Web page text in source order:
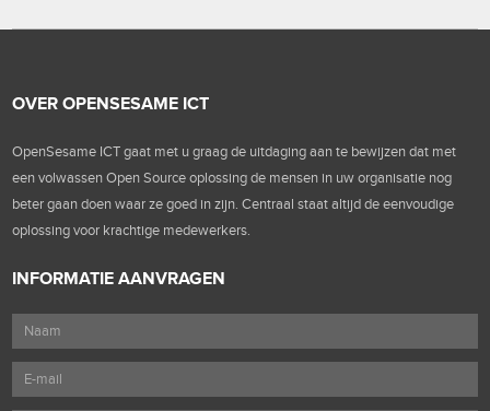
OVER OPENSESAME ICT
OpenSesame ICT gaat met u graag de uitdaging aan te bewijzen dat met
een volwassen Open Source oplossing de mensen in uw organisatie nog
beter gaan doen waar ze goed in zijn. Centraal staat altijd de eenvoudige
oplossing voor krachtige medewerkers.
INFORMATIE AANVRAGEN